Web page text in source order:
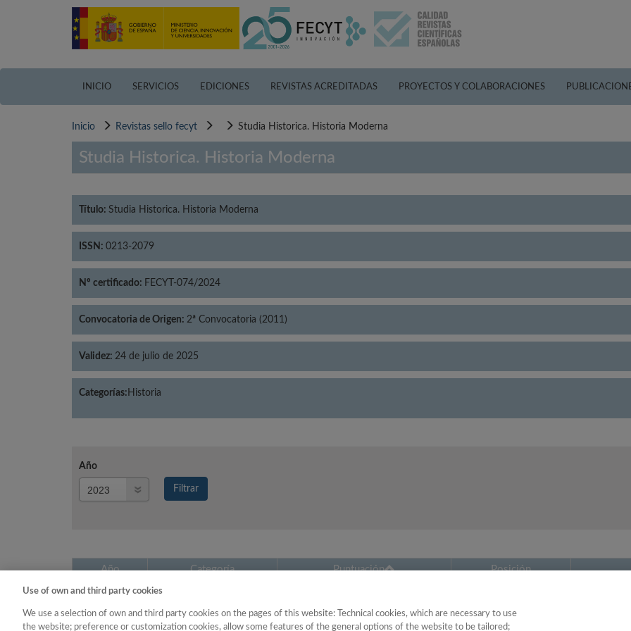
INICIO SERVICIOS EDICIONES REVISTAS ACREDITADAS PROYECTOS Y COLABORACIONES
Inicio Revistas sello fecyt Studia Historica. Historia Moderna
Studia Historica. Historia Moderna
Título: Studia Historica. Historia Moderna
ISSN: 0213-2079
Nº certificado: FECYT-074/2024
Convocatoria de Origen: 2ª Convocatoria (2011)
Validez: 24 de julio de 2025
Categorías: Historia
Año
Filtrar
Año Categoría Puntuación Posición
2023
Use of own and third party cookies
We use a selection of own and third party cookies on the pages of this website: Technical cookies, which are necessary to use
the website; preference or customization cookies, allow some features of the general options of the website to be tailored;